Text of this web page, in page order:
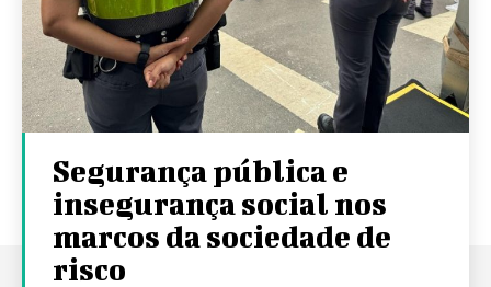
Segurança pública e
insegurança social nos
marcos da sociedade de
risco